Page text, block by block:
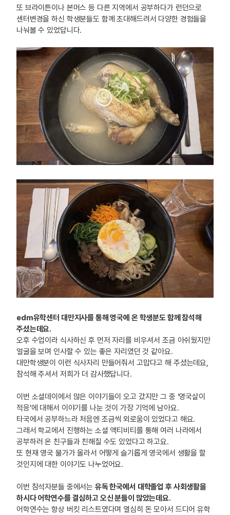
또 브라이튼이나 본머스 등 다른 지역에서 공부하다가 런던으로
센터변경을 하신 학생분들도 함께 초대해드려서 다양한 경험들을
나눠볼 수 있었답니다.
edm유학센터 대만지사를 통해 영국에 온 학생분도 함께 참석해
주셨는데요.
오후 수업이라 식사하신 후 먼저 자리를 비우셔서 조금 아쉬웠지만
얼굴을 보며 인사할 수 있는 좋은 자리였던 것 같아요.
대만학생분이 이런 식사자리 만들어줘서 고맙다고 해 주셨는데요,
참석해 주셔서 저희가 더 감사했답니다.
이번 소셜데이에서 많은 이야기들이 오고 갔지만 그 중 ‘영국살이
적응’에 대해서 이야기를 나눈 것이 가장 기억에 남아요.
타국에서 공부하느라 처음엔 조금씩 외로움이 있었다고 해요.
그래서 학교에서 진행하는 소셜 액티비티를 통해 여러 나라에서
공부하러 온 친구들과 친해질 수도 있었다고 하고요.
또 현재 영국 물가가 올라서 어떻게 슬기롭게 영국에서 생활을 할
것인지에 대한 이야기도 나누었어요.
이번 참석자분들 중에서는 유독 한국에서 대학졸업 후 사회생활을
하시다 어학연수를 결심하고 오신 분들이 많았는데요.
어학연수는 항상 버킷 리스트였다며 열심히 돈 모아서 드디어 유학